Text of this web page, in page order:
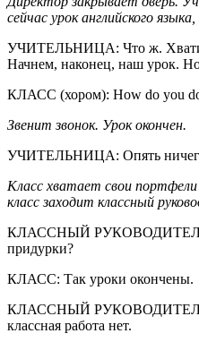
сейчас урок английского
УЧИТЕЛЬНИЦА: Что ж.
Начнем, наконец, наш урок.
КЛАСС (хором): How do you
Звенит звонок. Урок окончен.
УЧИТЕЛЬНИЦА: Опять
Класс хватает свои
класс заходит классный
КЛАССНЫЙ РУКОВОДИТЕЛЬ:
придурки?
КЛАСС: Так уроки окончены.
КЛАССНЫЙ РУКОВОДИТЕЛЬ:
классная работа нет.